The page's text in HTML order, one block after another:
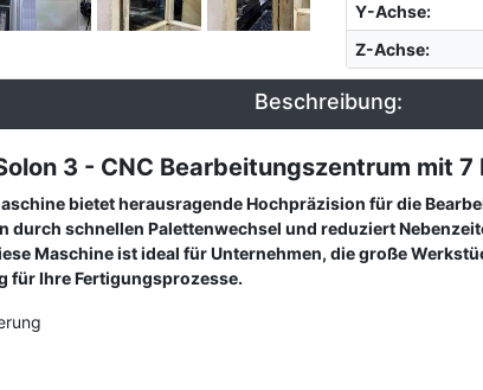
Y-Achse:
Z-Achse:
Beschreibung:
3 - CNC Bearbeitungszentrum mit 7
bietet herausragende Hochpräzision für die
schnellen Palettenwechsel und reduziert
Maschine ist ideal für Unternehmen, die große
für Ihre Fertigungsprozesse.